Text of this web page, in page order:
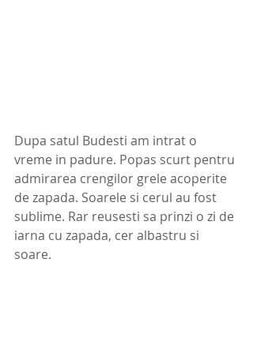
Dupa satul Budesti am intrat o
vreme in padure. Popas scurt pentru
admirarea crengilor grele acoperite
de zapada. Soarele si cerul au fost
sublime. Rar reusesti sa prinzi o zi de
iarna cu zapada, cer albastru si
soare.